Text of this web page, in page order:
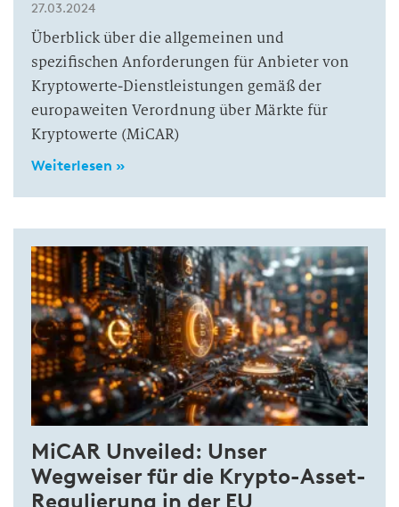
27.03.2024
Überblick über die allgemeinen und
spezifischen Anforderungen für Anbieter von
Kryptowerte-Dienstleistungen gemäß der
europaweiten Verordnung über Märkte für
Kryptowerte (MiCAR)
Weiterlesen »
MiCAR Unveiled: Unser
Wegweiser für die Krypto-Asset-
Regulierung in der EU